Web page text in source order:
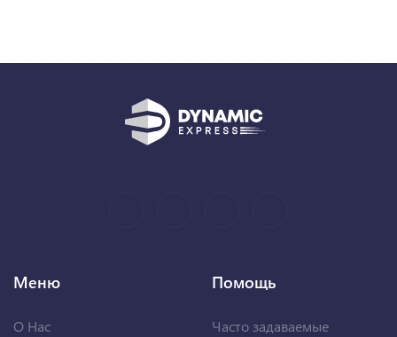
Меню
О Нас
Помощь
Часто задаваемые